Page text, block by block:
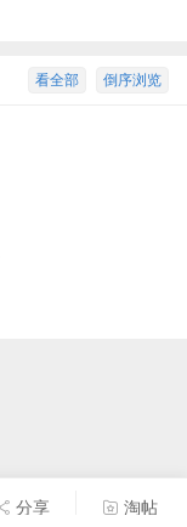
倒序浏览
看全部
分享 淘帖